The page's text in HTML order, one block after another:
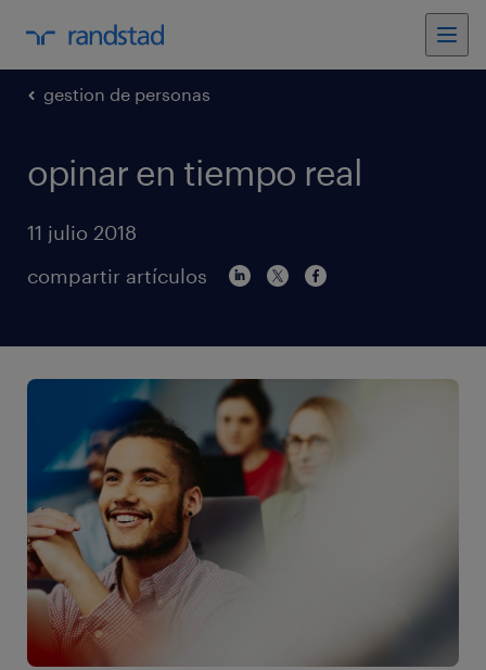
gestion de personas
opinar en tiempo real
11 julio 2018
compartir artículos